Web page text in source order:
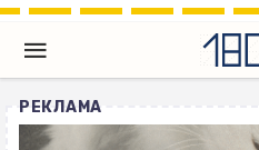
РЕКЛАМА